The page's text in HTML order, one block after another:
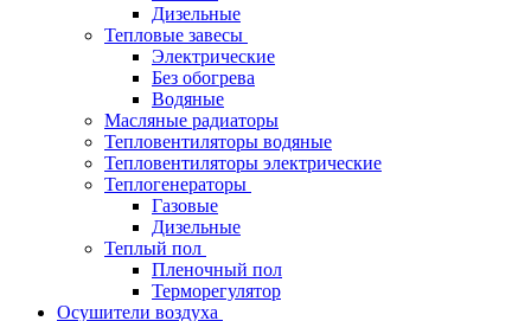
Дизельные
Тепловые завесы
Электрические
Без обогрева
Водяные
Масляные радиаторы
Тепловентиляторы водяные
Тепловентиляторы электрические
Теплогенераторы
Газовые
Дизельные
Теплый пол
Пленочный пол
Терморегулятор
Осушители воздуха